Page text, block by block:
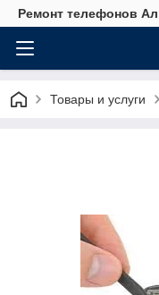
Ремонт телефонов
Товары и услуги